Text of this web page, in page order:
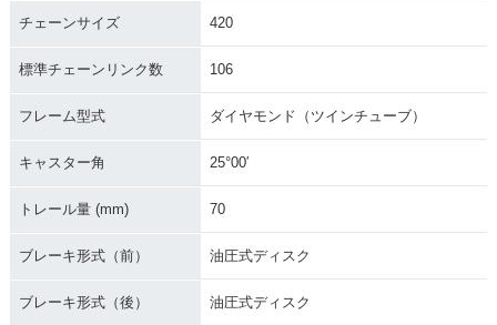
チェーンサイズ 420
標準チェーンリンク数 106
フレーム型式 ダイヤモンド（ツインチューブ）
キャスター角 25°00′
トレール量 (mm) 70
ブレーキ形式（前） 油圧式ディスク
ブレーキ形式（後） 油圧式ディスク